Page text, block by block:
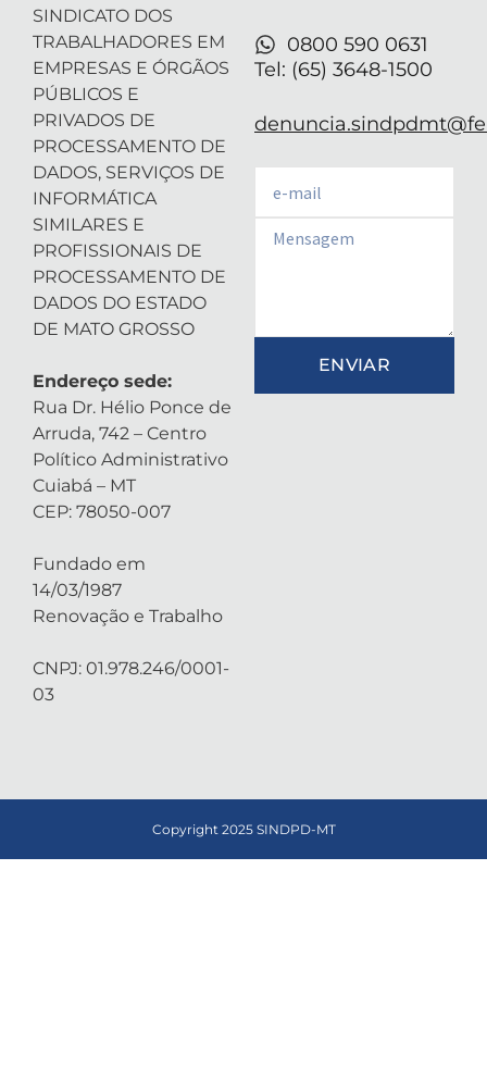
SINDICATO DOS
TRABALHADORES EM
EMPRESAS E ÓRGÃOS
PÚBLICOS E
PRIVADOS DE
PROCESSAMENTO DE
DADOS, SERVIÇOS DE
INFORMÁTICA
SIMILARES E
PROFISSIONAIS DE
PROCESSAMENTO DE
DADOS DO ESTADO
DE MATO GROSSO
Endereço sede:
Rua Dr. Hélio Ponce de
Arruda, 742 – Centro
Político Administrativo
Cuiabá – MT
CEP: 78050-007
Fundado em
14/03/1987
Renovação e Trabalho
CNPJ: 01.978.246/0001-
03
0800 590 0631
Tel: (65) 3648-1500
Email
ENVIAR
Copyright 2025 SINDPD-MT